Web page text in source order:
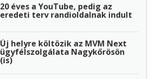
20 éves a YouTube, pedig az
eredeti terv randioldalnak indult
Új helyre költözik az MVM Next
ügyfélszolgálata Nagykőrösön
(is)